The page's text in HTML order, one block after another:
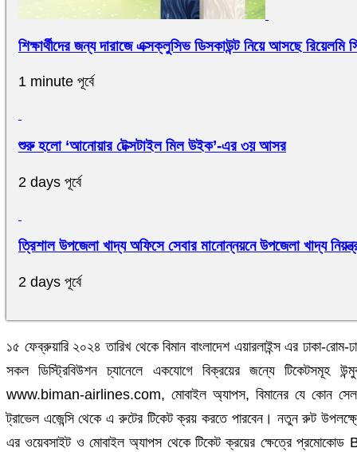
শিক্ষার্থীদের জন্য দারাজে এক্সক্লুসিভ ডিসকাউন্ট নিয়ে আসছে রিয়েলমি
1 minute পূর্বে
শুরু হলো ‘আনোয়ার টেক্সটাইল মিল উইক’-এর ৩য় আসর
2 days পূর্বে
ত্রিশাল উপজেলা খাদ্য অফিসে সেবার মানোন্নয়নে উপজেলা খাদ্য
2 days পূর্বে
১৫ ফেব্রুয়ারি ২০২৪ তারিখ থেকে বিমান বাংলাদেশ এয়ারলাইন্স এর ঢাকা-
সকল ডিস্ট্রিবিউশন চ্যানেলে একযোগে বিক্রয়ের জন্যে টিকেটসমূহ
www.biman-airlines.com, মোবাইল অ্যাপস, বিমানের যে কোন সেলস
ট্রাভেল এজেন্সি থেকে এ রুটের টিকেট ক্রয় করতে পারবেন। নতুন রুট
এর ওয়েবসাইট ও মোবাইল অ্যাপস থেকে টিকেট ক্রয়ের ক্ষেত্রে